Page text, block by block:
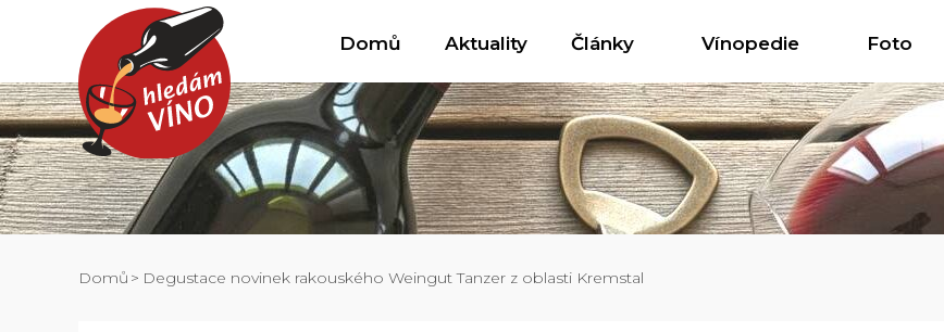
Domů Aktuality Články Vínopedie Foto
Domů Degustace novinek rakouského Weingut Tanzer z oblasti Kremstal